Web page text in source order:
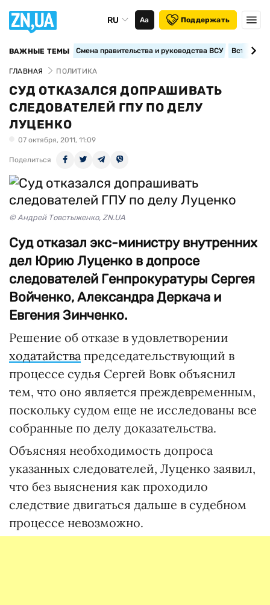
RU Аа Поддержать
ВАЖНЫЕ ТЕМЫ Смена правительства и руководства ВСУ
ГЛАВНАЯ ПОЛИТИКА
СУД ОТКАЗАЛСЯ ДОПРАШИВАТЬ
СЛЕДОВАТЕЛЕЙ ГПУ ПО ДЕЛУ
ЛУЦЕНКО
07 октября, 2011, 11:09
Поделиться
© Андрей Товстыженко, ZN.UA
Суд отказал экс-министру внутренних
дел Юрию Луценко в допросе
следователей Генпрокуратуры Сергея
Войченко, Александра Деркача и
Евгения Зинченко.
Решение об отказе в удовлетворении
ходатайства председательствующий в
процессе судья Сергей Вовк объяснил
тем, что оно является преждевременным,
поскольку судом еще не исследованы все
собранные по делу доказательства.
Объясняя необходимость допроса
указанных следователей, Луценко заявил,
что без выяснения как проходило
следствие двигаться дальше в судебном
процессе невозможно.